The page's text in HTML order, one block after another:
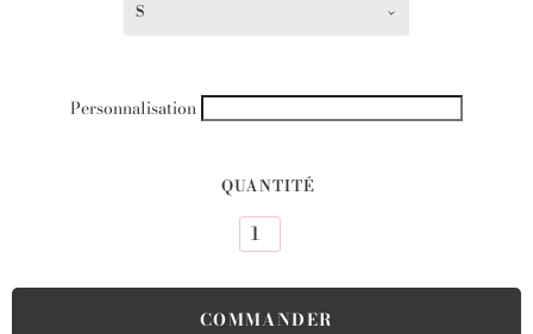
S
Personnalisation
QUANTITÉ